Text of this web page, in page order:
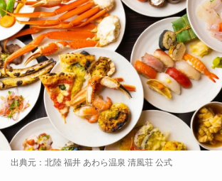
出典元：北陸 福井 あわら温泉 清風荘 公式